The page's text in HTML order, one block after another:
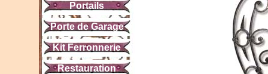
Portails
Porte de Garage
Kit Ferronnerie
Restauration